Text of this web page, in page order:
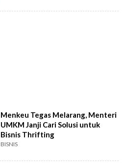
Menkeu Tegas Melarang, Menteri
UMKM Janji Cari Solusi untuk
Bisnis Thrifting
BISNIS